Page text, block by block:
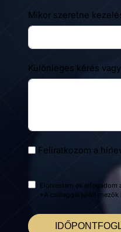
Mikor szeretne
Különleges kérés
Feliratkozom a
Elolvastam és elfogadom
*A csillaggal jelölt mezők